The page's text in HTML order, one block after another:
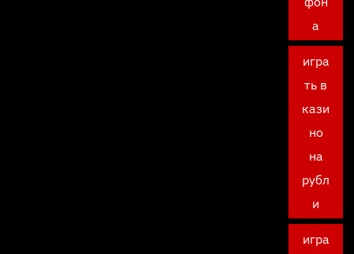
а
игра
ть в
кази
но
на
рубл
и
игра